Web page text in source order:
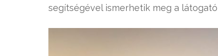
segítségével ismerhetik meg a